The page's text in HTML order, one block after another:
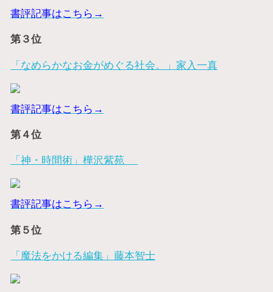
書評記事はこちら→
第３位
「なめらかなお金がめぐる社会。」家入一真
書評記事はこちら→
第４位
「神・時間術」樺沢紫苑
書評記事はこちら→
第５位
「魔法をかける編集」藤本智士